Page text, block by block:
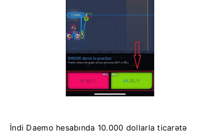
İndi Daemo hesabında 10.000 dollarla ticarətə